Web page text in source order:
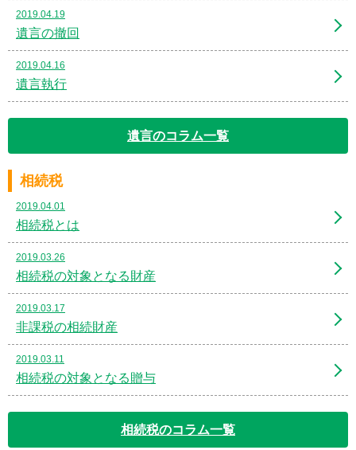
2019.04.19
遺言の撤回
2019.04.16
遺言執行
遺言のコラム一覧
相続税
2019.04.01
相続税とは
2019.03.26
相続税の対象となる財産
2019.03.17
非課税の相続財産
2019.03.11
相続税の対象となる贈与
相続税のコラム一覧